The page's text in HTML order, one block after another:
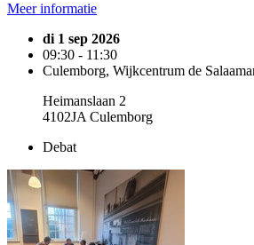
Meer informatie
di 1 sep 2026
09:30 - 11:30
Culemborg, Wijkcentrum de
Heimanslaan 2
4102JA Culemborg
Debat